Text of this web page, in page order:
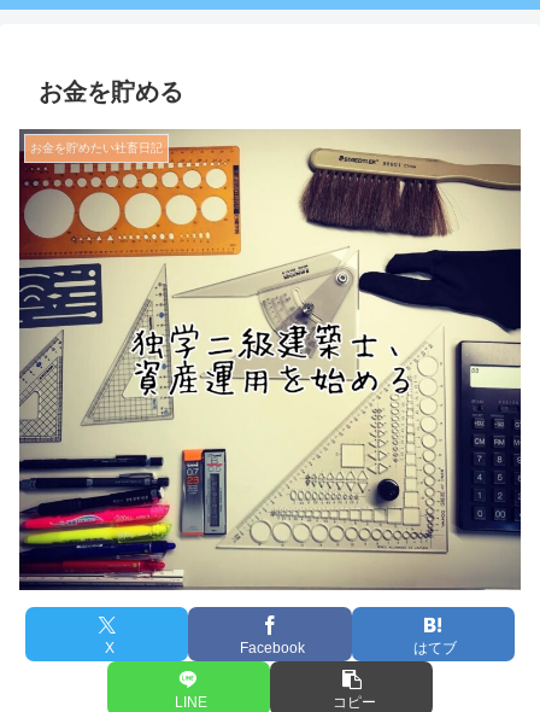
お金を貯める
お金を貯めたい社畜日記
X Facebook はてブ
LINE コピー